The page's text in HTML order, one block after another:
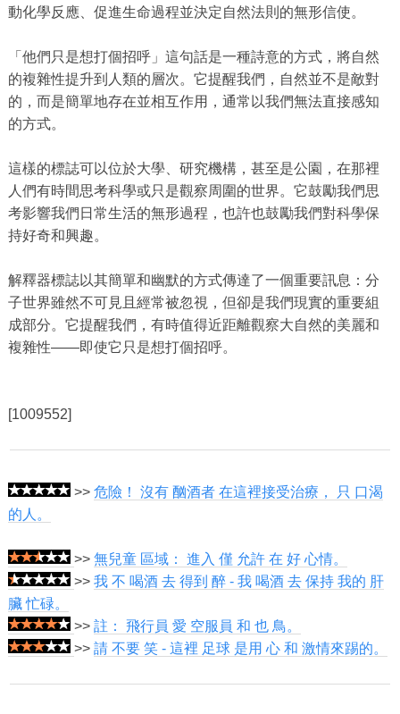
動化學反應、促進生命過程並決定自然法則的無形信使。
「他們只是想打個招呼」這句話是一種詩意的方式，將自然
的複雜性提升到人類的層次。它提醒我們，自然並不是敵對
的，而是簡單地存在並相互作用，通常以我們無法直接感知
的方式。
這樣的標誌可以位於大學、研究機構，甚至是公園，在那裡
人們有時間思考科學或只是觀察周圍的世界。它鼓勵我們思
考影響我們日常生活的無形過程，也許也鼓勵我們對科學保
持好奇和興趣。
解釋器標誌以其簡單和幽默的方式傳達了一個重要訊息：分
子世界雖然不可見且經常被忽視，但卻是我們現實的重要組
成部分。它提醒我們，有時值得近距離觀察大自然的美麗和
複雜性——即使它只是想打個招呼。
[1009552]
>> 危險！ 沒有 酗酒者 在這裡接受治療， 只 口渴
的人。
>> 無兒童 區域： 進入 僅 允許 在 好 心情。
>> 我 不 喝酒 去 得到 醉 - 我 喝酒 去 保持 我的 肝
臟 忙碌。
>> 註： 飛行員 愛 空服員 和 也 鳥。
>> 請 不要 笑 - 這裡 足球 是用 心 和 激情來踢的。